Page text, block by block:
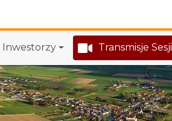
Inwestorzy Transmisje Sesji